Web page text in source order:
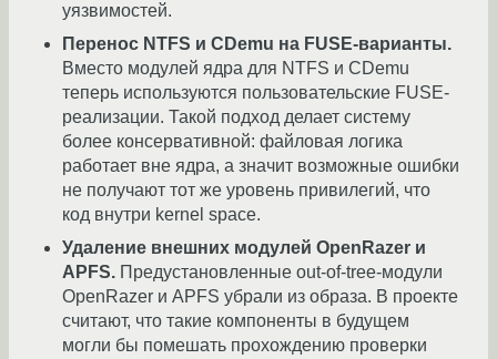
уязвимостей.
Перенос NTFS и CDemu на FUSE-варианты.
Вместо модулей ядра для NTFS и CDemu
теперь используются пользовательские FUSE-
реализации. Такой подход делает систему
более консервативной: файловая логика
работает вне ядра, а значит возможные ошибки
не получают тот же уровень привилегий, что
код внутри kernel space.
Удаление внешних модулей OpenRazer и
APFS. Предустановленные out-of-tree-модули
OpenRazer и APFS убрали из образа. В проекте
считают, что такие компоненты в будущем
могли бы помешать прохождению проверки